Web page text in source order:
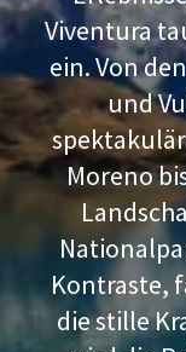
Viventura
ein. Von
und
Moreno
Kontraste,
die stille